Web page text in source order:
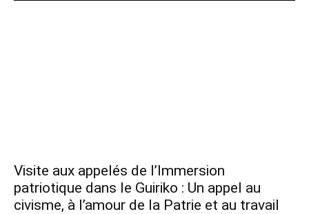
Visite aux appelés de l’Immersion
patriotique dans le Guiriko : Un appel au
civisme, à l’amour de la Patrie et au travail